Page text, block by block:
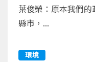
葉俊榮：原本我們
縣市，...
環境